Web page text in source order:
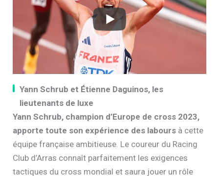
Yann Schrub et Étienne Daguinos, les
lieutenants de luxe
Yann Schrub, champion d’Europe de cross 2023,
apporte toute son expérience des labours à cette
équipe française ambitieuse. Le coureur du Racing
Club d’Arras connaît parfaitement les exigences
tactiques du cross mondial et saura jouer un rôle